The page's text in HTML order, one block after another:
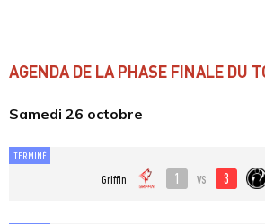
AGENDA DE LA PHASE FINALE DU
Samedi 26 octobre
TERMINÉ
Griffin 1 vs 3